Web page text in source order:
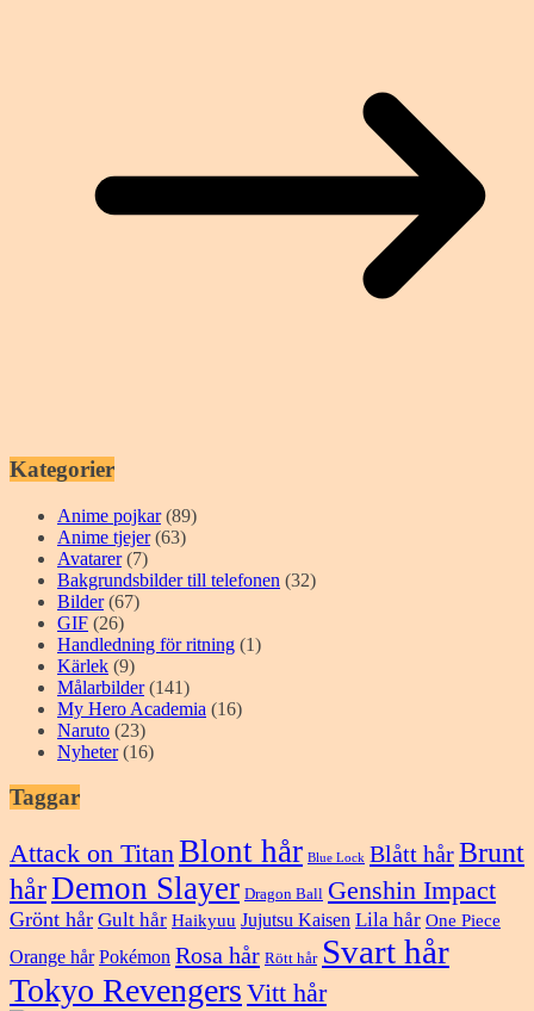
Kategorier
Anime pojkar(89)
Anime tjejer(63)
Avatarer(7)
Bakgrundsbilder till telefonen (32)
Bilder(67)
GIF (26)
Handledning för ritning (1)
Kärlek (9)
Målarbilder(141)
My Hero Academia (16)
Naruto (23)
Nyheter(16)
Taggar
Attack on TitanBlont hår Blue Lock Blått hårBrunt
hårDemon Slayer Dragon Ball Genshin Impact
Grönt hår Gult hår Haikyuu Jujutsu Kaisen Lila hår One Piece
Orange hår Pokémon Rosa hår Rött hår Svart hår
Tokyo Revengers Vitt hår